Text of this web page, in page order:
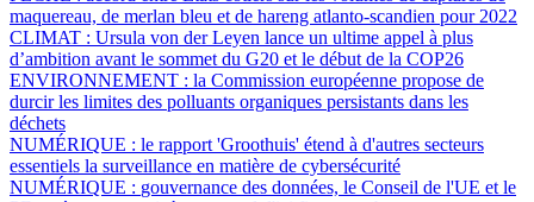
maquereau, de merlan bleu et de hareng atlanto-scandien pour 2022
CLIMAT : Ursula von der Leyen lance un ultime appel à plus
d’ambition avant le sommet du G20 et le début de la COP26
ENVIRONNEMENT : la Commission européenne propose de
durcir les limites des polluants organiques persistants dans les
déchets
NUMÉRIQUE : le rapport 'Groothuis' étend à d'autres secteurs
essentiels la surveillance en matière de cybersécurité
NUMÉRIQUE : gouvernance des données, le Conseil de l'UE et le